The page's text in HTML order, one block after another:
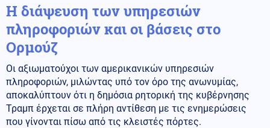
Η διάψευση των υπηρεσιών
πληροφοριών και οι βάσεις στο
Ορμούζ
Οι αξιωματούχοι των αμερικανικών υπηρεσιών
πληροφοριών, μιλώντας υπό τον όρο της ανωνυμίας,
αποκαλύπτουν ότι η δημόσια ρητορική της κυβέρνησης
Τραμπ έρχεται σε πλήρη αντίθεση με τις ενημερώσεις
που γίνονται πίσω από τις κλειστές πόρτες.